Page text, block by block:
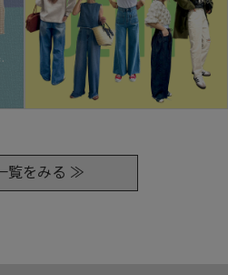
覧をみる ≫